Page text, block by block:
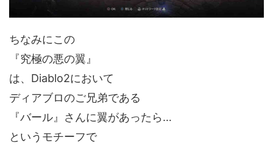
ちなみにこの
『究極の悪の翼』
は、Diablo2において
ディアブロのご兄弟である
『バール』さんに翼があったら…
というモチーフで